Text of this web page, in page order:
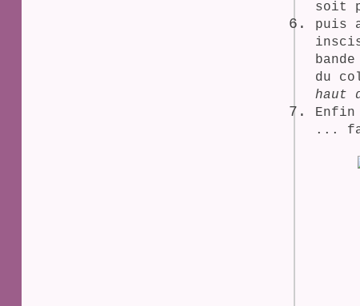
soit
puis
du
haut
Enfin
...